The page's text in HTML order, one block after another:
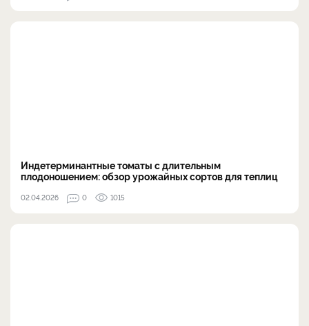
Индетерминантные томаты с длительным
плодоношением: обзор урожайных сортов для теплиц
02.04.2026 0 1015